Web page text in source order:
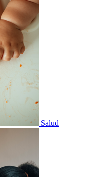
Salud